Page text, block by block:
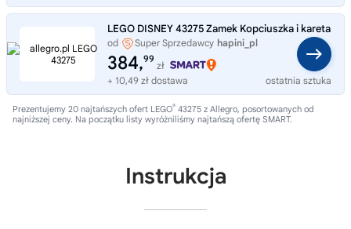
LEGO DISNEY 43275 Zamek Kopciuszka i kareta
od Super Sprzedawcy hapini_pl
384,99
zł
+ 10,49 zł dostawa
ostatnia sztuka
Prezentujemy 20 najtańszych ofert LEGO® 43275 z Allegro, posortowanych od
najniższej ceny. Na początku listy wyróżniliśmy najtańszą ofertę SMART.
Instrukcja